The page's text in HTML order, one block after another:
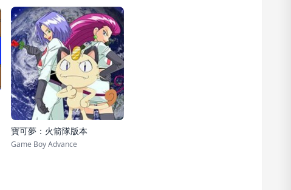
寶可夢：火箭隊版本
Game Boy Advance